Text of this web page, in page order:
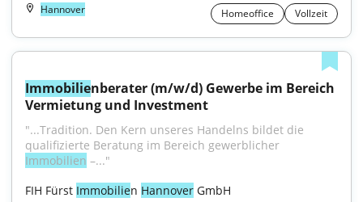
Hannover Homeoffice Vollzeit
Immobilienberater (m/w/d) Gewerbe im Bereich
Vermietung und Investment
"...Tradition. Den Kern unseres Handelns bildet die
Immobilien –..."
FIH Fürst Immobilien Hannover GmbH